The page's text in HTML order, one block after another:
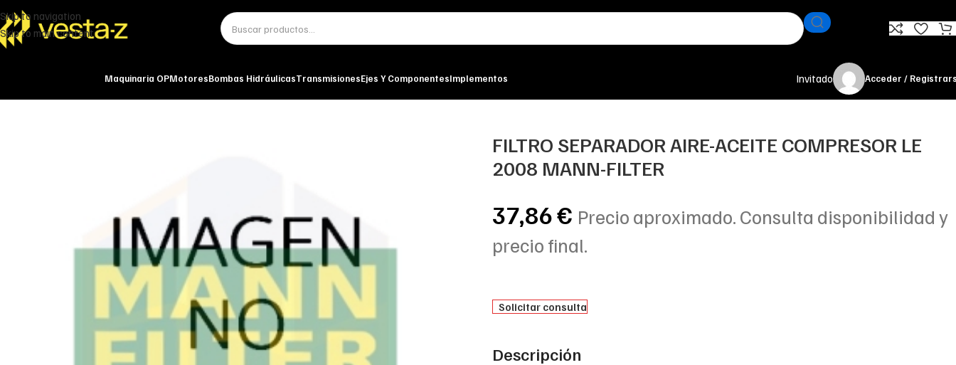
Skip to navigation
Skip to main content
Maquinaria OPMotoresBombas HidráulicasTransmisionesEjes Y ComponentesImplementos Invitado Acceder /
FILTRO SEPARADOR AIRE-ACEITE COMPRESOR LE
2008 MANN-FILTER
37,86€ Precio aproximado. Consulta disponibilidad y
precio final.
Solicitar consulta
Descripción